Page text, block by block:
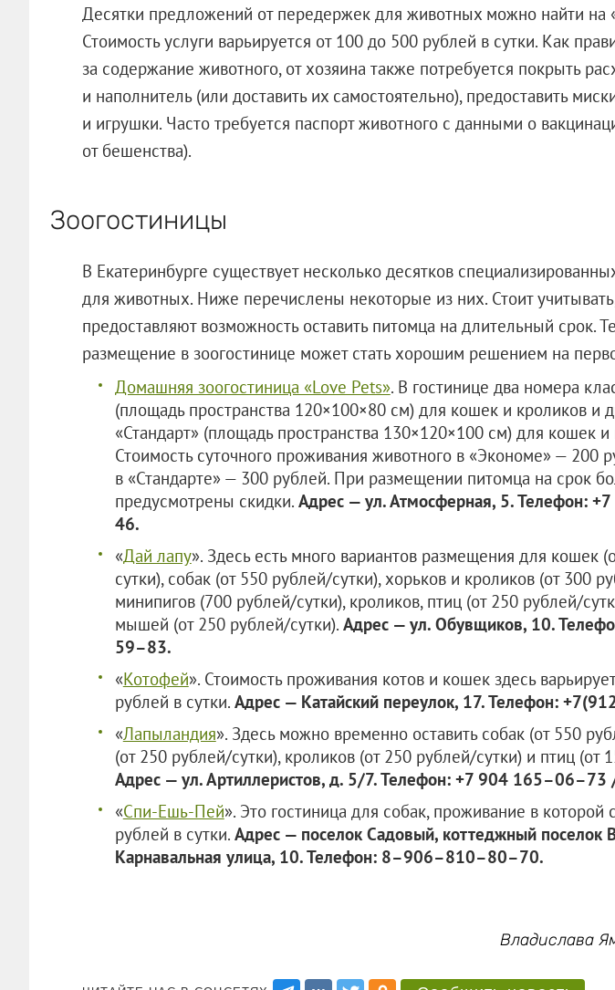
Десятки предложений от передержек для животных можно найти на
Стоимость услуги варьируется от 100 до 500 рублей в сутки. Как
за содержание животного, от хозяина также потребуется покрыть
и наполнитель (или доставить их самостоятельно), предоставить
и игрушки. Часто требуется паспорт животного с данными о
от бешенства).
Зоогостиницы
В Екатеринбурге существует несколько десятков
для животных. Ниже перечислены некоторые из них. Стоит
предоставляют возможность оставить питомца на длительный срок.
размещение в зоогостинице может стать хорошим решением на
Домашняя зоогостиница «Love Pets». В гостинице два номера
(площадь пространства 120×100×80 см) для кошек и кроликов и
«Стандарт» (площадь пространства 130×120×100 см) для кошек и
Стоимость суточного проживания животного в «Экономе» — 200
в «Стандарте» — 300 рублей. При размещении питомца на срок
предусмотрены скидки. Адрес — ул. Атмосферная, 5. Телефон:
46.
«Дай лапу». Здесь есть много вариантов размещения для кошек
сутки), собак (от 550 рублей/сутки), хорьков и кроликов (от 300
минипигов (700 рублей/сутки), кроликов, птиц (от 250 рублей/
мышей (от 250 рублей/сутки). Адрес — ул. Обувщиков, 10.
59–83.
«Котофей». Стоимость проживания котов и кошек здесь
рублей в сутки. Адрес — Катайский переулок, 17. Телефон:
«Лапыландия». Здесь можно временно оставить собак (от 550
(от 250 рублей/сутки), кроликов (от 250 рублей/сутки) и птиц (от
Адрес — ул. Артиллеристов, д. 5/7. Телефон: +7 904 165–06–73
«Спи-Ешь-Пей». Это гостиница для собак, проживание в которой
рублей в сутки. Адрес — поселок Садовый, коттеджный поселок
Карнавальная улица, 10. Телефон: 8–906–810–80–70.
Владислава